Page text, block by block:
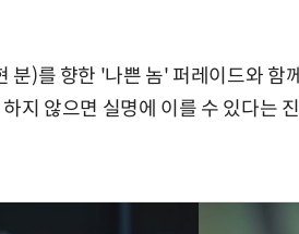
분)를 향한 '나쁜 놈' 퍼레이드와 함
지 않으면 실명에 이를 수 있다는